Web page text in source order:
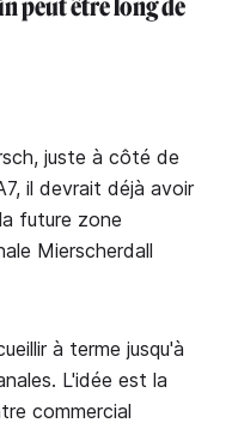
peut être long de
juste à côté de
il devrait déjà avoir
future zone
Mierscherdall
à terme jusqu'à
L'idée est la
commercial